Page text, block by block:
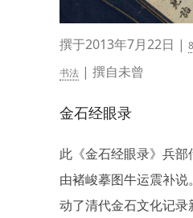
撰于2013年7月22日 |
书法 | 撰自未曾
金石经眼录
此《金石经眼录》兵部
由褚峻摹图牛运震补
动了清代金石文化记录